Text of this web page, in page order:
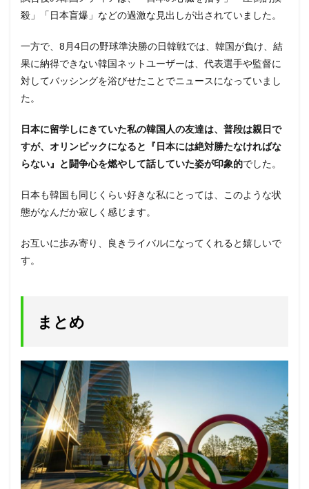
殺」「日本盲爆」などの過激な見出しが出されていました。
一方で、8月4日の野球準決勝の日韓戦では、韓国が負け、結
果に納得できない韓国ネットユーザーは、代表選手や監督に
対してバッシングを浴びせたことでニュースになっていまし
た。
日本に留学しにきていた私の韓国人の友達は、普段は親日で
すが、オリンピックになると『日本には絶対勝たなければな
らない』と闘争心を燃やして話していた姿が印象的でした。
日本も韓国も同じくらい好きな私にとっては、このような状
態がなんだか寂しく感じます。
お互いに歩み寄り、良きライバルになってくれると嬉しいで
す。
まとめ